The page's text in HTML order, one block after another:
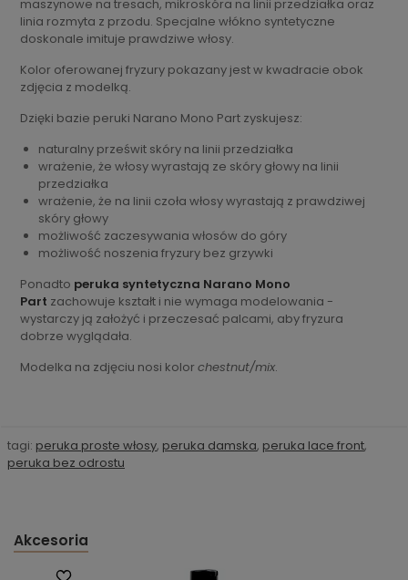
maszynowe na tresach, mikroskóra na linii przedziałka oraz
linia rozmyta z przodu. Specjalne włókno syntetyczne
doskonale imituje prawdziwe włosy.
Kolor oferowanej fryzury pokazany jest w kwadracie obok
zdjęcia z modelką.
Dzięki bazie peruki Narano Mono Part zyskujesz:
naturalny prześwit skóry na linii przedziałka
wrażenie, że włosy wyrastają ze skóry głowy na linii
przedziałka
wrażenie, że na linii czoła włosy wyrastają z prawdziwej
skóry głowy
możliwość zaczesywania włosów do góry
możliwość noszenia fryzury bez grzywki
Ponadto peruka syntetyczna Narano Mono
Part zachowuje kształt i nie wymaga modelowania -
wystarczy ją założyć i przeczesać palcami, aby fryzura
dobrze wyglądała.
Modelka na zdjęciu nosi kolor chestnut/mix.
tagi: peruka proste włosy, peruka damska, peruka lace front,
peruka bez odrostu
Akcesoria